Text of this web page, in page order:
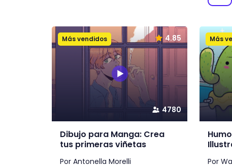
Más vendidos
4780
4.85
Dibujo para Manga: Crea
tus primeras viñetas
Por Antonella Morelli
Más
Por